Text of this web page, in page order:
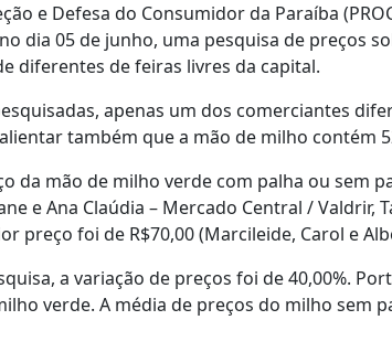
e Defesa do Consumidor da Paraíba
dia 05 de junho, uma pesquisa de preços
diferentes de feiras livres da capital.
apenas um dos comerciantes
também que a mão de milho contém
da mão de milho verde com palha ou sem
e Ana Claúdia – Mercado Central / Valdrir,
preço foi de R$70,00 (Marcileide, Carol e
a variação de preços foi de 40,00%.
verde. A média de preços do milho sem